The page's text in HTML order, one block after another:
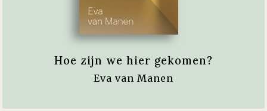
Hoe zijn we hier gekomen?
Eva van Manen